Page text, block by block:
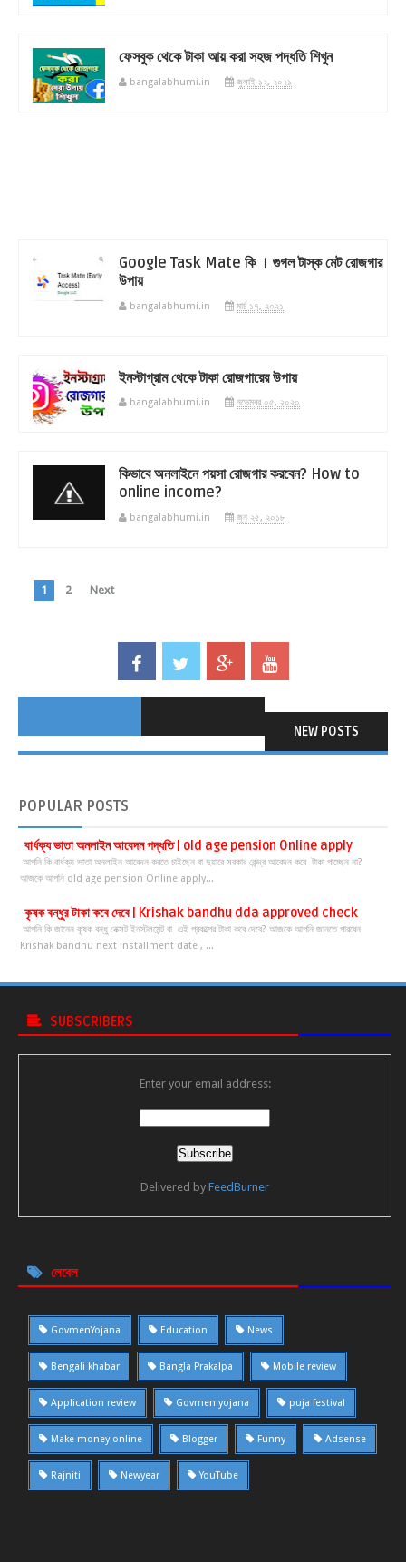
ফেসবুক থেকে টাকা আয় করা সহজ পদ্ধতি শিখুন
bangalabhumi.in জুলাই ১২, ২০২১
Google Task Mate কি । গুগল টাস্ক মেট রোজগার
উপায়
bangalabhumi.in মার্চ ১৭, ২০২১
ইনস্টাগ্রাম থেকে টাকা রোজগারের উপায়
bangalabhumi.in নভেম্বর ০৫, ২০২০
কিভাবে অনলাইনে পয়সা রোজগার করবেন? How to
online income?
bangalabhumi.in জুন ২৫, ২০১৮
1 2 Next
NEW POSTS
POPULAR POSTS
বার্ধক্য ভাতা অনলাইন আবেদন পদ্ধতি | old age pension Online apply
আপনি কি বার্ধক্য ভাতা অনলাইন আবেদন করতে চাইছেন বা দুয়ারে সরকার কেন্দ্র আবেদন করে টাকা পাচ্ছেন না?
আজকে আপনি old age pension Online apply...
কৃষক বন্ধুর টাকা কবে দেবে | Krishak bandhu dda approved check
আপনি কি জানেন কৃষক বন্ধু নেক্সট ইনস্টলমেন্ট বা এই প্রকল্পের টাকা কবে দেবে? আজকে আপনি জানতে পারবেন
Krishak bandhu next installment date , ...
SUBSCRIBERS
Enter your email address:
Delivered byFeedBurner
লেবেল
GovmenYojana Education News
Bengali khabar Bangla Prakalpa Mobile review
Application review Govmen yojana puja festival
Make money online Blogger Funny Adsense
Rajniti Newyear YouTube